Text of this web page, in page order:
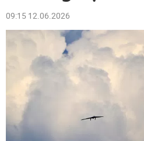
09:15 12.06.2026